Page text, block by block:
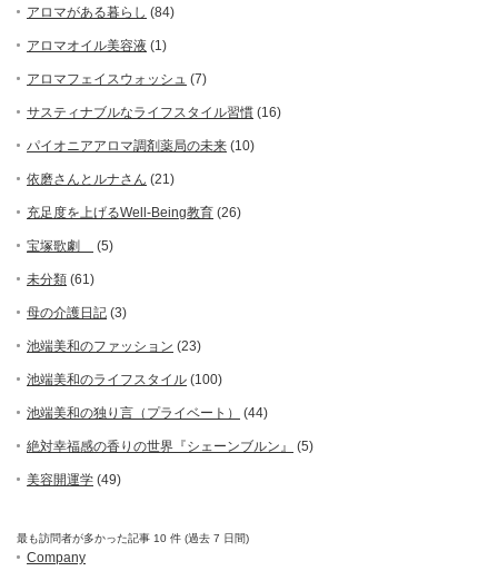
アロマがある暮らし (84)
アロマオイル美容液 (1)
アロマフェイスウォッシュ (7)
サスティナブルなライフスタイル習慣 (16)
パイオニアアロマ調剤薬局の未来 (10)
依磨さんとルナさん (21)
充足度を上げるWell-Being教育 (26)
宝塚歌劇 (5)
未分類 (61)
母の介護日記 (3)
池端美和のファッション (23)
池端美和のライフスタイル (100)
池端美和の独り言（プライベート） (44)
絶対幸福感の香りの世界『シェーンブルン』 (5)
美容開運学 (49)
最も訪問者が多かった記事 10 件 (過去 7 日間)
Company